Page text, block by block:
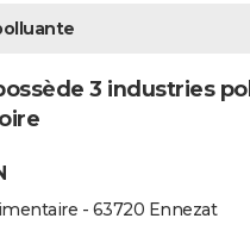
3 industries
- 63720 Ennezat